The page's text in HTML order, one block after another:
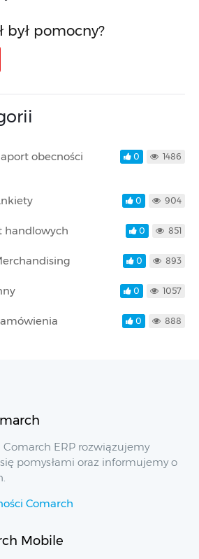
był pomocny?
obecności
0 1486
0 904
handlowych 0 851
0 893
0 1057
0 888
Comarch ERP rozwiązujemy
pomysłami oraz informujemy o
Comarch
Mobile